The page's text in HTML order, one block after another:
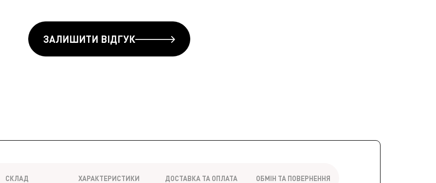
ЗАЛИШИТИ ВІДГУК
СКЛАД ХАРАКТЕРИСТИКИ ДОСТАВКА ТА ОПЛАТА ОБМІН ТА ПОВЕРНЕННЯ